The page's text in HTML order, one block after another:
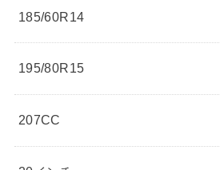
185/60R14
195/80R15
207CC